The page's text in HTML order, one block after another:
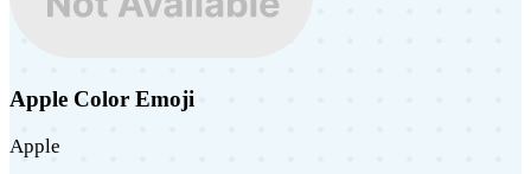
Apple Color Emoji
Apple